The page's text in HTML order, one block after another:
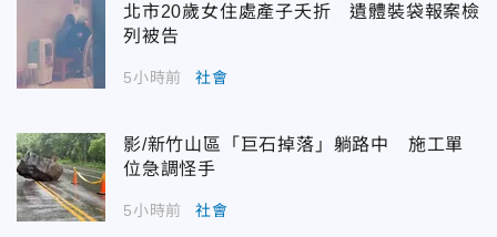
北市20歲女住處產子夭折 遺體裝袋報案檢
列被告
5小時前 社會
影/新竹山區「巨石掉落」躺路中 施工單
位急調怪手
5小時前 社會